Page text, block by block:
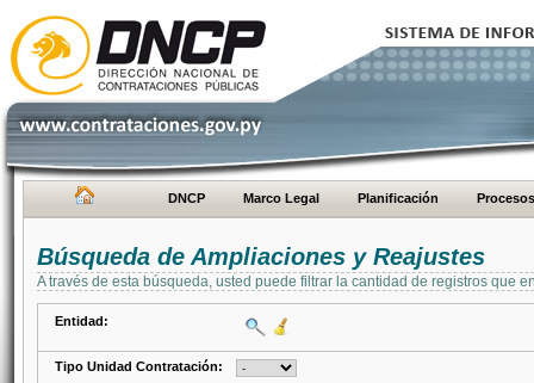
DNCP Marco Legal Planificación Procesos
Búsqueda de Ampliaciones y Reajustes
A través de esta búsqueda, usted puede filtrar la cantidad de registros que
Entidad:
Tipo Unidad Contratación: